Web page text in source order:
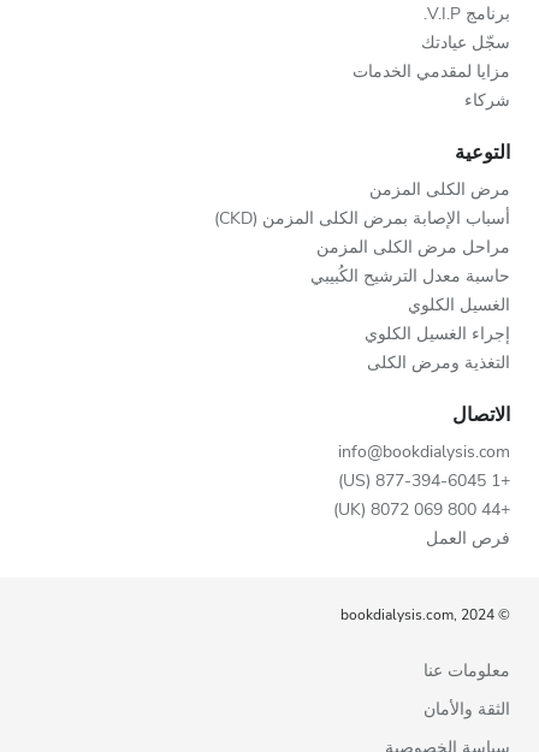
برنامج V.I.P.
سجّل عيادتك
مزايا لمقدمي الخدمات
شركاء
التوعية
مرض الكلى المزمن
أسباب الإصابة بمرض الكلى المزمن (CKD)
مراحل مرض الكلى المزمن
حاسبة معدل الترشيح الكُبيبي
الغسيل الكلوي
إجراء الغسيل الكلوي
التغذية ومرض الكلى
الاتصال
info@bookdialysis.com
+1 877-394-6045 (US)
+44 800 069 8072 (UK)
فرص العمل
© bookdialysis.com, 2024
معلومات عنا
الثقة والأمان